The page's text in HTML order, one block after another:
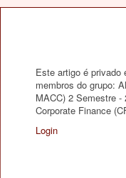
Este artigo é privado
membros do grupo:
MACC) 2 Semestre
Corporate Finance
Login